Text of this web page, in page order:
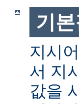
기
지시
서 지
값을